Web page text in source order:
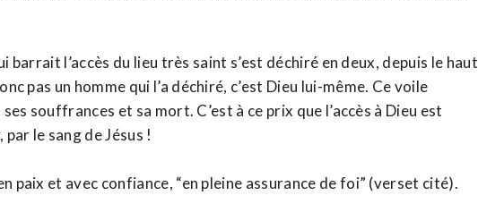
barrait l’accès du lieu très saint s’est déchiré en deux, depuis le haut
pas un homme qui l’a déchiré, c’est Dieu lui-même. Ce voile
souffrances et sa mort. C’est à ce prix que l’accès à Dieu est
le sang de Jésus !
paix et avec confiance, “en pleine assurance de foi” (verset cité).